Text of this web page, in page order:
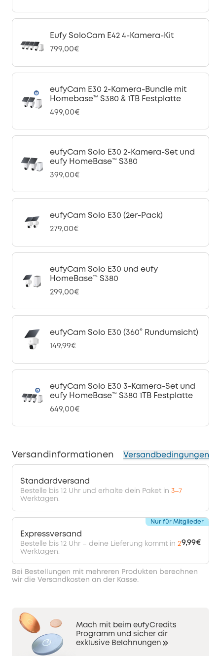
Eufy SoloCam E42 4-Kamera-Kit
799,00€
eufyCam E30 2-Kamera-Bundle mit
Homebase™ S380 & 1TB Festplatte
499,00€
eufyCam Solo E30 2-Kamera-Set und
eufy HomeBase™ S380
399,00€
eufyCam Solo E30 (2er‑Pack)
279,00€
eufyCam Solo E30 und eufy
HomeBase™ S380
299,00€
eufyCam Solo E30 (360° Rundumsicht)
149,99€
eufyCam Solo E30 3-Kamera-Set und
eufy HomeBase™ S380 1TB Festplatte
649,00€
Versandinformationen Versandbedingungen
Standardversand
Bestelle bis 12 Uhr und erhalte dein Paket in 3–7
Werktagen.
Expressversand
Bestelle bis 12 Uhr – deine Lieferung kommt in 2
Werktagen.
9,99€
Nur für Mitglieder
Bei Bestellungen mit mehreren Produkten berechnen
wir die Versandkosten an der Kasse.
Mach mit beim eufyCredits
Programm und sicher dir
exklusive Belohnungen